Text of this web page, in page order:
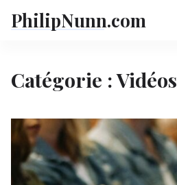
PhilipNunn.com
Catégorie :Vidéos